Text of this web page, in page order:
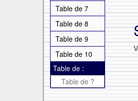
Table de 7
Table de 8
Table de 9
Table de 10
Table de :